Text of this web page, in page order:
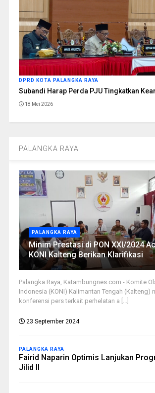
DPRD KOTA PALANGKA RAYA
Subandi Harap Perda PJU Tingkatkan
18 Mei 2026
PALANGKA RAYA
PALANGKA RAYA
Minim Prestasi di PON XXI/2024
KONI Kalteng Berikan Klarifikasi
Palangka Raya, Katambungnes.com - Komite
Indonesia (KONI) Kalimantan Tengah (Kalteng)
konferensi pers terkait perhelatan a [...]
23 September 2024
PALANGKA RAYA
Fairid Naparin Optimis Lanjukan
Jilid II